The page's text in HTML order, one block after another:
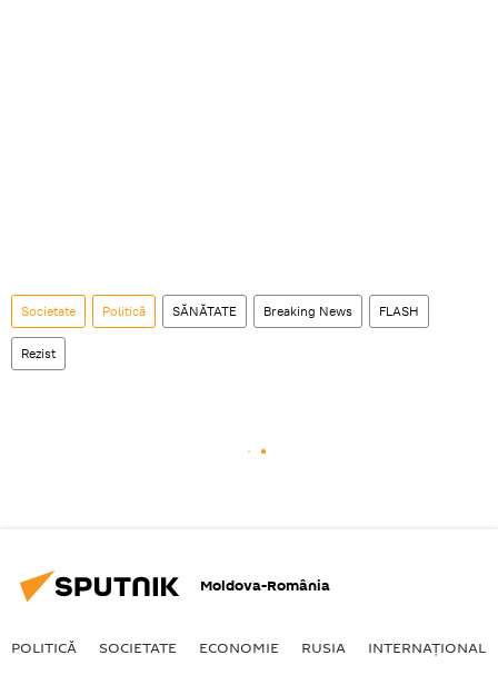
Societate Politică SĂNĂTATE Breaking News FLASH
Rezist
Moldova-România
POLITICĂ SOCIETATE ECONOMIE RUSIA INTERNAŢIONAL